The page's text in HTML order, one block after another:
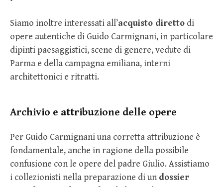
Siamo inoltre interessati all’acquisto diretto di
opere autentiche di Guido Carmignani, in particolare
dipinti paesaggistici, scene di genere, vedute di
Parma e della campagna emiliana, interni
architettonici e ritratti.
Archivio e attribuzione delle opere
Per Guido Carmignani una corretta attribuzione è
fondamentale, anche in ragione della possibile
confusione con le opere del padre Giulio. Assistiamo
i collezionisti nella preparazione di un dossier